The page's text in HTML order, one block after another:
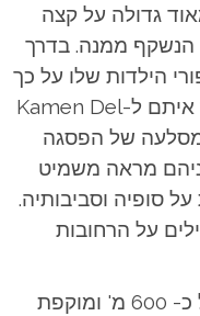
גדולה על קצה
הנשקף ממנה. בדרך
הילדות שלו על כך
שלקח כמה מהחברים שלו וטיפס איתם ל-Kamen Del
של הפסגה
מראה משמיט
סופיה וסביבותיה.
על הרחובות
סופיה נמצאת על פלטו בגובה של כ- 600 מ' ומוקפת